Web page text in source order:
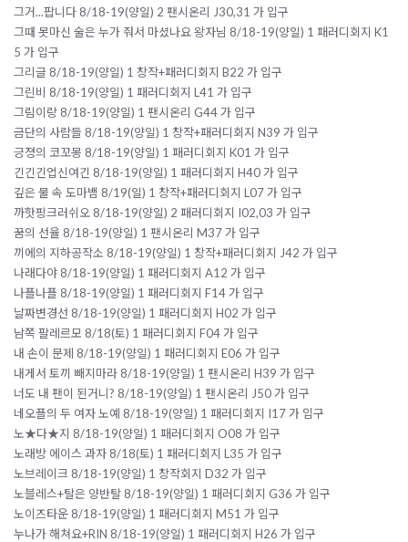
그거...팝니다 8/18-19(양일) 2 팬시온리 J30,31 가 입구
그때 못마신 술은 누가 줘서 마셨나요 왕자님 8/18-19(양일) 1 패러디회지 K1
5 가 입구
그리글 8/18-19(양일) 1 창작+패러디회지 B22 가 입구
그린비 8/18-19(양일) 1 패러디회지 L41 가 입구
그림이랑 8/18-19(양일) 1 팬시온리 G44 가 입구
금단의 사람들 8/18-19(양일) 1 창작+패러디회지 N39 가 입구
긍졍의 코꼬몽 8/18-19(양일) 1 패러디회지 K01 가 입구
긴긴긴업신여긴 8/18-19(양일) 1 패러디회지 H40 가 입구
깊은 물 속 도마뱀 8/19(일) 1 창작+패러디회지 L07 가 입구
까핫핑크러쉬오 8/18-19(양일) 2 패러디회지 I02,03 가 입구
꿈의 선율 8/18-19(양일) 1 팬시온리 M37 가 입구
끼에의 지하공작소 8/18-19(양일) 1 창작+패러디회지 J42 가 입구
나래다야 8/18-19(양일) 1 패러디회지 A12 가 입구
나플나플 8/18-19(양일) 1 패러디회지 F14 가 입구
날짜변경선 8/18-19(양일) 1 패러디회지 H02 가 입구
남쪽 팔레르모 8/18(토) 1 패러디회지 F04 가 입구
내 손이 문제 8/18-19(양일) 1 패러디회지 E06 가 입구
내게서 토끼 빼지마라 8/18-19(양일) 1 팬시온리 H39 가 입구
너도 내 팬이 된거니? 8/18-19(양일) 1 팬시온리 J50 가 입구
네오플의 두 여자 노예 8/18-19(양일) 1 패러디회지 I17 가 입구
노★다★지 8/18-19(양일) 1 패러디회지 O08 가 입구
노래방 에이스 과자 8/18(토) 1 패러디회지 L35 가 입구
노브레이크 8/18-19(양일) 1 창작회지 D32 가 입구
노블레스+탈은 양반탈 8/18-19(양일) 1 패러디회지 G36 가 입구
노이즈타운 8/18-19(양일) 1 패러디회지 M51 가 입구
누나가 해쳐요+RIN 8/18-19(양일) 1 패러디회지 H26 가 입구